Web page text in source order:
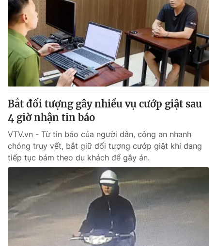
Bắt đối tượng gây nhiều vụ cướp giật sau
4 giờ nhận tin báo
VTV.vn - Từ tin báo của người dân, công an nhanh
chóng truy vết, bắt giữ đối tượng cướp giật khi đang
tiếp tục bám theo du khách để gây án.